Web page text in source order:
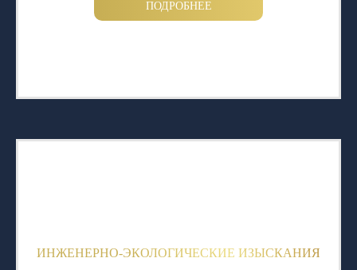
ПОДРОБНЕЕ
ИНЖЕНЕРНО-ЭКОЛОГИЧЕСКИЕ ИЗЫСКАНИЯ